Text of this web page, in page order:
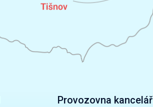
Provozovna kancelář